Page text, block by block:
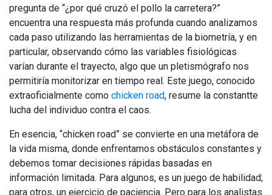
pregunta de “¿por qué cruzó el pollo la carretera?”
encuentra una respuesta más profunda cuando analizamos
cada paso utilizando las herramientas de la biometría, y en
particular, observando cómo las variables fisiológicas
varían durante el trayecto, algo que un pletismógrafo nos
permitiría monitorizar en tiempo real. Este juego, conocido
extraoficialmente como chicken road, resume la constantte
lucha del individuo contra el caos.
En esencia, “chicken road” se convierte en una metáfora de
la vida misma, donde enfrentamos obstáculos constantes y
debemos tomar decisiones rápidas basadas en
información limitada. Para algunos, es un juego de habilidad;
para otros, un ejercicio de paciencia. Pero para los analistas